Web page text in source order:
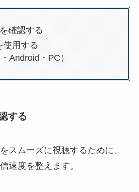
確認する
使用する
Android・PC）
する
スムーズに視聴するために、
速度を整えます。